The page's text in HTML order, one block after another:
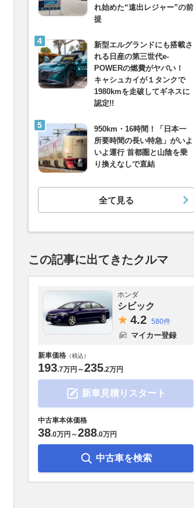
れ始めた“遠出レジャー”の前
提
新型エルグランドにも搭載さ
れる日産の第三世代e-
POWERの燃費がヤバい！
キャシュカイが１タンクで
1980kmを走破してギネスに
認定!!
950km・16時間！「日本一
所要時間の長い特急」がいよ
いよ運行 首都圏と山陰を乗
り換えなしで直結
全て見る
この記事に出てきたクルマ
ホンダ
シビック
4.2 580件
マイカー登録
新車価格 （税込）
193.7万円 ～235.2万円
新車見積りスタート
中古車本体価格
38.0万円 ～288.0万円
中古車を検索